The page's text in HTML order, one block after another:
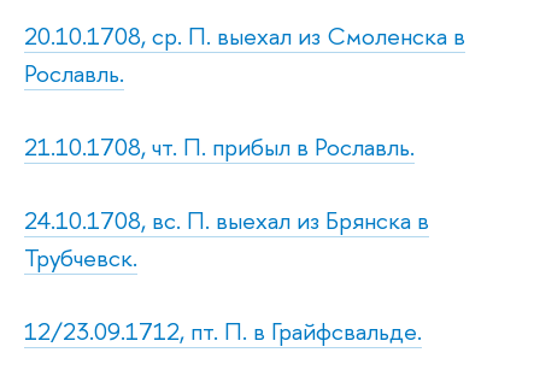
20.10.1708, ср. П. выехал из Смоленска в
Рославль.
21.10.1708, чт. П. прибыл в Рославль.
24.10.1708, вс. П. выехал из Брянска в
Трубчевск.
12/23.09.1712, пт. П. в Грайфсвальде.